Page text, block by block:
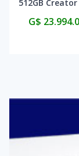
512GB
G$